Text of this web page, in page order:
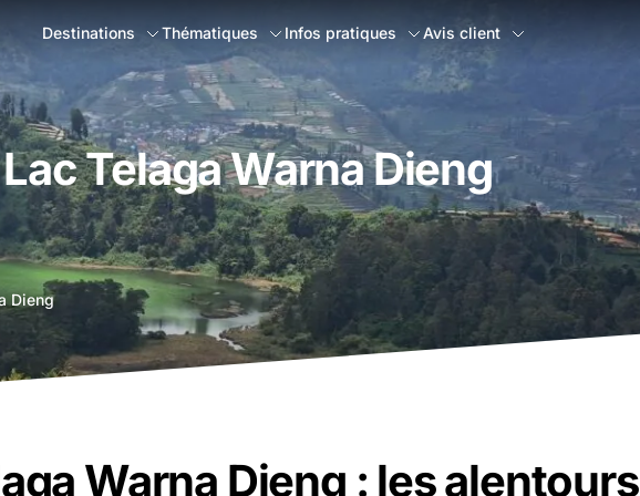
Destinations Thématiques Infos pratiques Avis client
Lac Telaga Warna Dieng
Dieng
Warna Dieng : les alentours